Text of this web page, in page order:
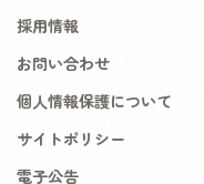
採用情報
お問い合わせ
個人情報保護について
サイトポリシー
電子公告